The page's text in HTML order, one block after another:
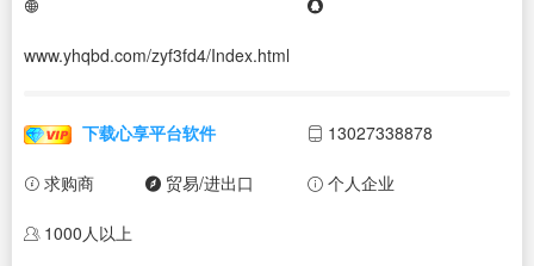
www.yhqbd.com/zyf3fd4/Index.html
下载心享平台软件 13027338878
求购商 贸易/进出口 个人企业
1000人以上